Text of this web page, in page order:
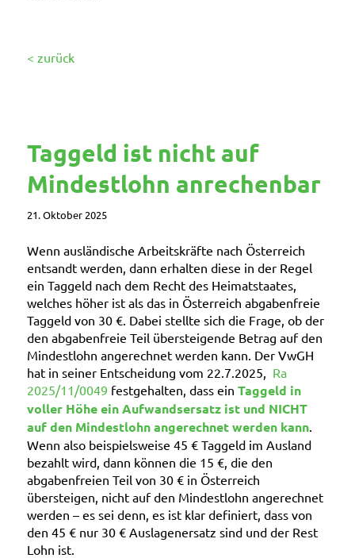
< zurück
Taggeld ist nicht auf
Mindestlohn anrechenbar
21. Oktober 2025
Wenn ausländische Arbeitskräfte nach Österreich
entsandt werden, dann erhalten diese in der Regel
ein Taggeld nach dem Recht des Heimatstaates,
welches höher ist als das in Österreich abgabenfreie
Taggeld von 30 €. Dabei stellte sich die Frage, ob der
den abgabenfreie Teil übersteigende Betrag auf den
Mindestlohn angerechnet werden kann. Der VwGH
hat in seiner Entscheidung vom 22.7.2025, Ra
2025/11/0049 festgehalten, dass ein Taggeld in
voller Höhe ein Aufwandsersatz ist und NICHT
auf den Mindestlohn angerechnet werden kann.
Wenn also beispielsweise 45 € Taggeld im Ausland
bezahlt wird, dann können die 15 €, die den
abgabenfreien Teil von 30 € in Österreich
übersteigen, nicht auf den Mindestlohn angerechnet
werden – es sei denn, es ist klar definiert, dass von
den 45 € nur 30 € Auslagenersatz sind und der Rest
Lohn ist.